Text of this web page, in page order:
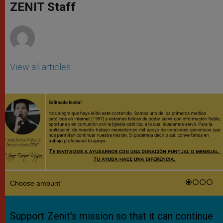
p
p
g
e
o
k
ZENIT Staff
View all articles